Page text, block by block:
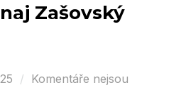
Zašovský
Komentáře nejsou